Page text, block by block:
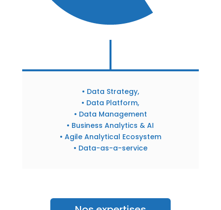
• Data Strategy,
• Data Platform,
• Data Management
• Business Analytics & AI
• Agile Analytical Ecosystem
• Data-as-a-service